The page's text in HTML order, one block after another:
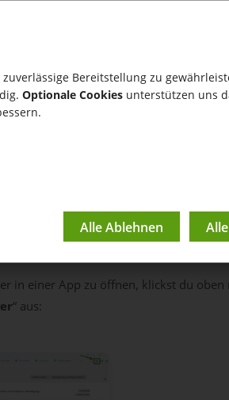
kannst du den
jeweiligen App zeigt dir die neuesten
bestehenden Funktionen
in einer App zu öffnen, klickst du oben
“ aus:
Bereitstellung zu
Optionale Cookies unterstützen uns